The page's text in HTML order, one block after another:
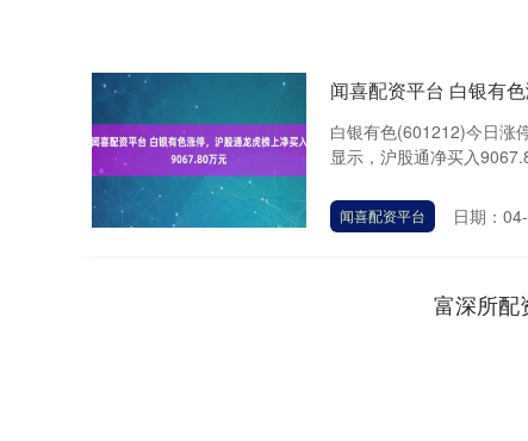
闻喜配资平台 白银有
白银有色(601212)今日涨
显示，沪股通净买入
闻喜配资平台 日期：
富深所配